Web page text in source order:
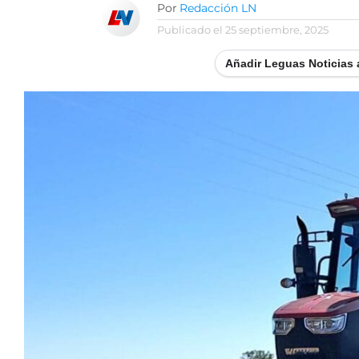
Por Redacción LN
Publicado el 25 septiembre, 2025
Añadir Leguas Noticias